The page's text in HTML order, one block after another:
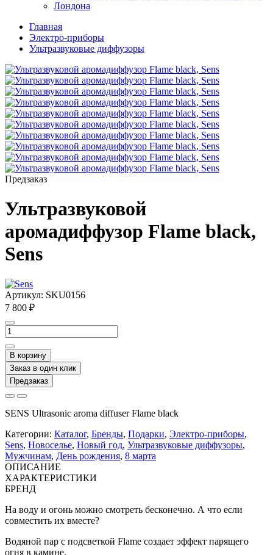
Главная
Электро-приборы
Ультразвуковые диффузоры
Предзаказ
Ультразвуковой
аромадиффузор Flame black,
Sens
Артикул: SKU0156
7 800 ₽
В корзину
Заказ в один клик
Предзаказ
SENS Ultrasonic aroma diffuser Flame black
Категории: Каталог, Бренды, Подарки, Электро-приборы,
Sens, Новоселье, Новый год, Ультразвуковые диффузоры,
Мужчинам, День рождения, 8 марта
ОПИСАНИЕ
ХАРАКТЕРИСТИКИ
БРЕНД
На воду и огонь можно смотреть бесконечно. А что если
совместить их вместе?
Водяной пар с подсветкой Flame создает эффект парящего
огня в камине.